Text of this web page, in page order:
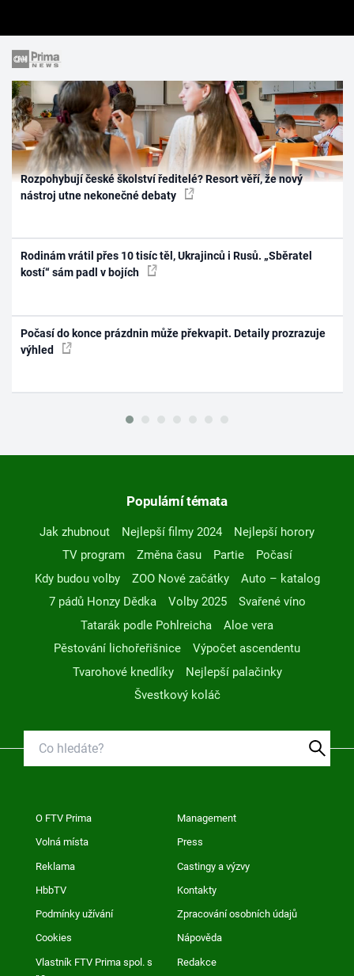
Rozpohybují české školství ředitelé? Resort věří, že nový
nástroj utne nekonečné debaty
Rodinám vrátil přes 10 tisíc těl, Ukrajinců i Rusů. „Sběratel
kostí“ sám padl v bojích
Počasí do konce prázdnin může překvapit. Detaily prozrazuje
výhled
Populární témata
Jak zhubnout Nejlepší filmy 2024
Nejlepší horory
TV program
Změna času Partie
Počasí
Kdy budou volby
ZOO Nové začátky
Auto – katalog
7 pádů Honzy Dědka
Volby 2025
Svařené víno
Tatarák podle Pohlreicha
Aloe vera
Pěstování lichořeřišnice
Výpočet ascendentu
Tvarohové knedlíky
Nejlepší palačinky
Švestkový koláč
O FTV Prima Management
Volná místa Press
Reklama Castingy a výzvy
HbbTV Kontakty
Podmínky užívání Zpracování osobních údajů
Cookies Nápověda
Vlastník FTV Prima spol. s
Redakce